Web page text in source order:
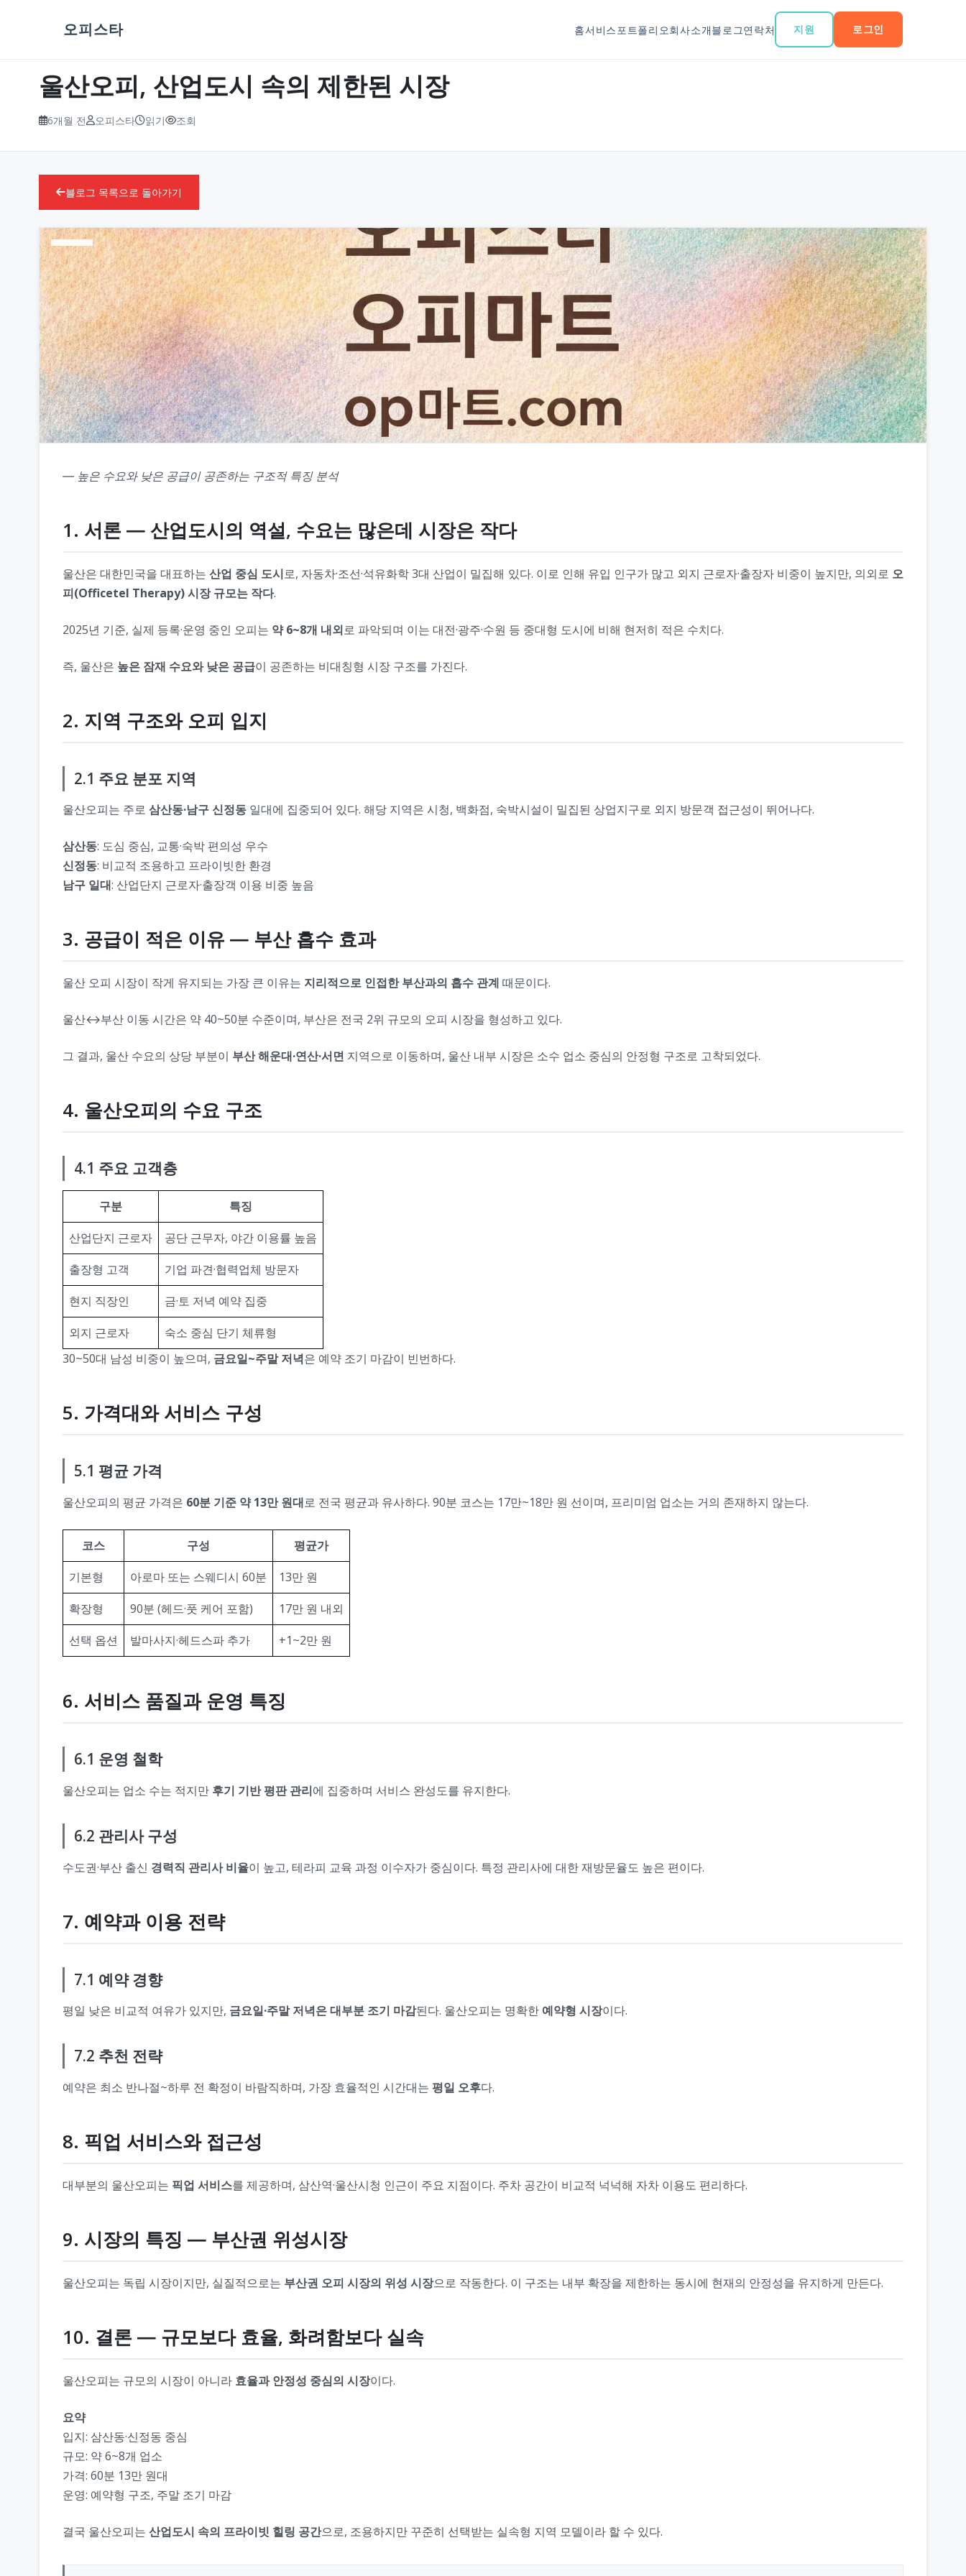
오피스타 홈서비스 포트폴리오회사소개블로그연락처 지원 로그인
울산오피, 산업도시 속의 제한된 시장
6개월 전 오피스타 읽기 조회
블로그 목록으로 돌아가기
― 높은 수요와 낮은 공급이 공존하는 구조적 특징 분석
1. 서론 ― 산업도시의 역설, 수요는 많은데 시장은 작다
울산은 대한민국을 대표하는산업 중심 도시로, 자동차·조선·석유화학 3대 산업이 밀집해 있다. 이로 인해 유입 인구가 많고 외지 근로자·출장자 비중이 높지만, 의외로 오
피(Officetel Therapy) 시장 규모는 작다.
2025년 기준, 실제 등록·운영 중인 오피는 약 6~8개 내외로 파악되며 이는 대전·광주·수원 등 중대형 도시에 비해 현저히 적은 수치다.
즉, 울산은 높은 잠재 수요와 낮은 공급이 공존하는 비대칭형 시장 구조를 가진다.
2. 지역 구조와 오피 입지
2.1 주요 분포 지역
울산오피는 주로 삼산동·남구 신정동 일대에 집중되어 있다. 해당 지역은 시청, 백화점, 숙박시설이 밀집된 상업지구로 외지 방문객 접근성이 뛰어나다.
삼산동: 도심 중심, 교통·숙박 편의성 우수
신정동: 비교적 조용하고 프라이빗한 환경
남구 일대: 산업단지 근로자·출장객 이용 비중 높음
3. 공급이 적은 이유 ― 부산 흡수 효과
울산 오피 시장이 작게 유지되는 가장 큰 이유는 지리적으로 인접한 부산과의 흡수 관계 때문이다.
울산↔부산 이동 시간은 약 40~50분 수준이며, 부산은 전국 2위 규모의 오피 시장을 형성하고 있다.
그 결과, 울산 수요의 상당 부분이 부산 해운대·연산·서면 지역으로 이동하며, 울산 내부 시장은 소수 업소 중심의 안정형 구조로 고착되었다.
4. 울산오피의 수요 구조
4.1 주요 고객층
구분
특징
산업단지 근로자
공단 근무자, 야간 이용률 높음
출장형 고객
기업 파견·협력업체 방문자
현지 직장인
금·토 저녁 예약 집중
외지 근로자
숙소 중심 단기 체류형
30~50대 남성 비중이 높으며, 금요일~주말 저녁은 예약 조기 마감이 빈번하다.
5. 가격대와 서비스 구성
5.1 평균 가격
울산오피의 평균 가격은 60분 기준 약 13만 원대로 전국 평균과 유사하다. 90분 코스는 17만~18만 원 선이며, 프리미엄 업소는 거의 존재하지 않는다.
코스 구성
평균가
기본형
아로마 또는 스웨디시 60분
13만 원
확장형
90분 (헤드·풋 케어 포함)
17만 원 내외
선택 옵션
발마사지·헤드스파 추가 +1~2만 원
6. 서비스 품질과 운영 특징
6.1 운영 철학
울산오피는 업소 수는 적지만 후기 기반 평판 관리에 집중하며 서비스 완성도를 유지한다.
6.2 관리사 구성
수도권·부산 출신 경력직 관리사 비율이 높고, 테라피 교육 과정 이수자가 중심이다. 특정 관리사에 대한 재방문율도 높은 편이다.
7. 예약과 이용 전략
7.1 예약 경향
평일 낮은 비교적 여유가 있지만, 금요일·주말 저녁은 대부분 조기 마감된다. 울산오피는 명확한 예약형 시장이다.
7.2 추천 전략
예약은 최소 반나절~하루 전 확정이 바람직하며, 가장 효율적인 시간대는 평일 오후다.
8. 픽업 서비스와 접근성
대부분의 울산오피는 픽업 서비스를 제공하며, 삼산역·울산시청 인근이 주요 지점이다. 주차 공간이 비교적 넉넉해 자차 이용도 편리하다.
9. 시장의 특징 ― 부산권 위성시장
울산오피는 독립 시장이지만, 실질적으로는 부산권 오피 시장의 위성 시장으로 작동한다. 이 구조는 내부 확장을 제한하는 동시에 현재의 안정성을 유지하게 만든다.
10. 결론 ― 규모보다 효율, 화려함보다 실속
울산오피는 규모의 시장이 아니라 효율과 안정성 중심의 시장이다.
요약
입지: 삼산동·신정동 중심
규모: 약 6~8개 업소
가격: 60분 13만 원대
운영: 예약형 구조, 주말 조기 마감
결국 울산오피는 산업도시 속의 프라이빗 힐링 공간으로, 조용하지만 꾸준히 선택받는 실속형 지역 모델이라 할 수 있다.